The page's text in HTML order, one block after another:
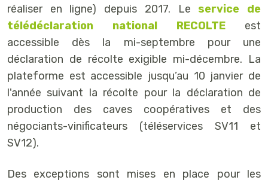
réaliser en ligne) depuis 2017. Leservice de
télédéclaration national RECOLTE est
accessible dès la mi-septembre pour une
déclaration de récolte exigible mi-décembre. La
plateforme est accessible jusqu’au 10 janvier de
l'année suivant la récolte pour la déclaration de
production des caves coopératives et des
négociants-vinificateurs (téléservices SV11 et
SV12).
Des exceptions sont mises en place pour les